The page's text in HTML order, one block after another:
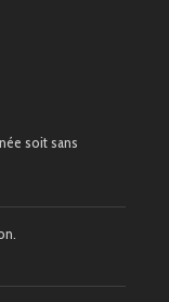
soit sans